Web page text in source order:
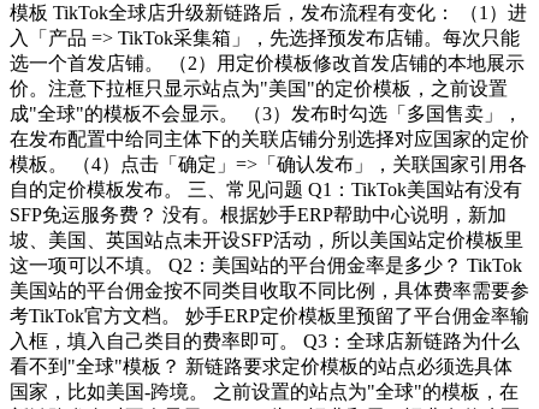
模板 TikTok全球店升级新链路后，发布流程有变化： （1）进
入「产品 => TikTok采集箱」，先选择预发布店铺。每次只能
选一个首发店铺。 （2）用定价模板修改首发店铺的本地展示
价。注意下拉框只显示站点为"美国"的定价模板，之前设置
成"全球"的模板不会显示。 （3）发布时勾选「多国售卖」，
在发布配置中给同主体下的关联店铺分别选择对应国家的定价
模板。 （4）点击「确定」=>「确认发布」，关联国家引用各
自的定价模板发布。 三、常见问题 Q1：TikTok美国站有没有
SFP免运服务费？ 没有。根据妙手ERP帮助中心说明，新加
坡、美国、英国站点未开设SFP活动，所以美国站定价模板里
这一项可以不填。 Q2：美国站的平台佣金率是多少？ TikTok
美国站的平台佣金按不同类目收取不同比例，具体费率需要参
考TikTok官方文档。 妙手ERP定价模板里预留了平台佣金率输
入框，填入自己类目的费率即可。 Q3：全球店新链路为什么
看不到"全球"模板？ 新链路要求定价模板的站点必须选具体
国家，比如美国-跨境。 之前设置的站点为"全球"的模板，在